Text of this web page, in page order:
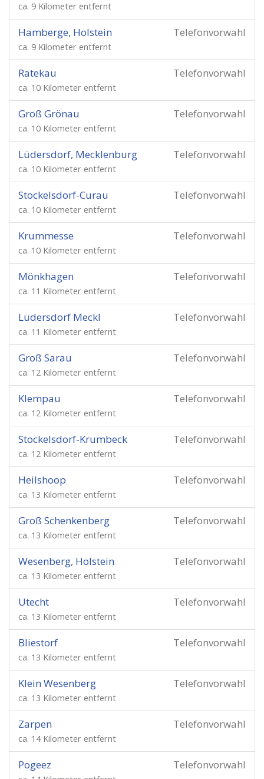
ca. 9 Kilometer entfernt
Telefonvorwahl
Hamberge, Holstein
ca. 9 Kilometer entfernt
Telefonvorwahl
Ratekau
ca. 10 Kilometer entfernt
Telefonvorwahl
Groß Grönau
ca. 10 Kilometer entfernt
Telefonvorwahl
Lüdersdorf, Mecklenburg
ca. 10 Kilometer entfernt
Telefonvorwahl
Stockelsdorf-Curau
ca. 10 Kilometer entfernt
Telefonvorwahl
Krummesse
ca. 10 Kilometer entfernt
Telefonvorwahl
Mönkhagen
ca. 11 Kilometer entfernt
Telefonvorwahl
Lüdersdorf Meckl
ca. 11 Kilometer entfernt
Telefonvorwahl
Groß Sarau
ca. 12 Kilometer entfernt
Telefonvorwahl
Klempau
ca. 12 Kilometer entfernt
Telefonvorwahl
Stockelsdorf-Krumbeck
ca. 12 Kilometer entfernt
Telefonvorwahl
Heilshoop
ca. 13 Kilometer entfernt
Telefonvorwahl
Groß Schenkenberg
ca. 13 Kilometer entfernt
Telefonvorwahl
Wesenberg, Holstein
ca. 13 Kilometer entfernt
Telefonvorwahl
Utecht
ca. 13 Kilometer entfernt
Telefonvorwahl
Bliestorf
ca. 13 Kilometer entfernt
Telefonvorwahl
Klein Wesenberg
ca. 13 Kilometer entfernt
Telefonvorwahl
Zarpen
ca. 14 Kilometer entfernt
Telefonvorwahl
Pogeez